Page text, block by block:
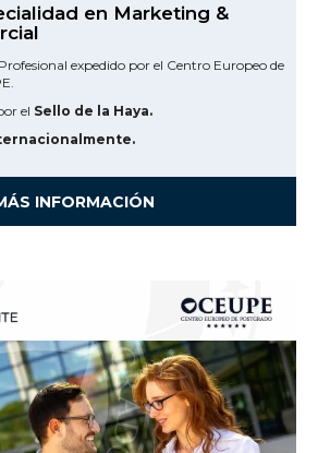
en Marketing &
expedido por el Centro Europeo de
el Sello de la Haya.
INFORMACIÓN